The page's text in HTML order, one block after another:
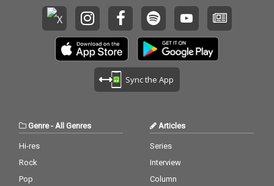
Sync the App
Genre-All Genres
Hi-res
Rock
Pop
Articles
Series
Interview
Column